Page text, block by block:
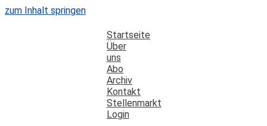
zum Inhalt springen
Startseite
Über
uns
Abo
Archiv
Kontakt
Stellenmarkt
Login